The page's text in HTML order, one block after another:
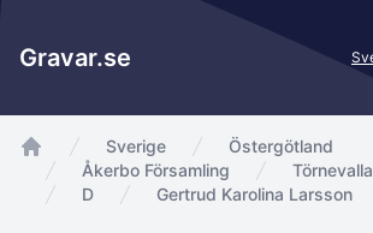
Gravar.se
app.Start
Sverige
Östergötland
Åkerbo Församling
D
Gertrud Karolina Larsson